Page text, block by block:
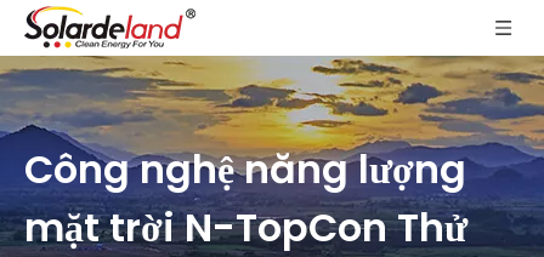
Công nghệ năng lượng
mặt trời N-TopCon Thử